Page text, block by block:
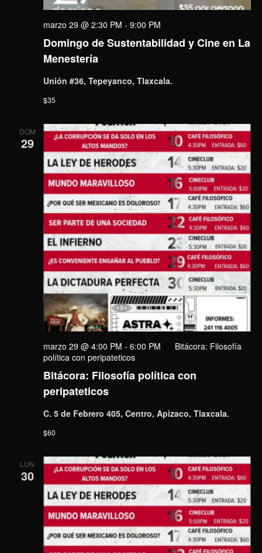
Domingo de Sustentabilidad y Cine en La
Menestería
marzo 29 @ 2:30 PM - 9:00 PM
Unión #36, Tepeyanco, Tlaxcala.
$35
DOM
29
Bitácora: Filosofía política con
peripateticos
marzo 29 @ 4:00 PM - 6:00 PM
Bitácora: Filosofía
política con peripateticos
C. 5 de Febrero 405, Centro, Apizaco, Tlaxcala.
$60
LUN
30